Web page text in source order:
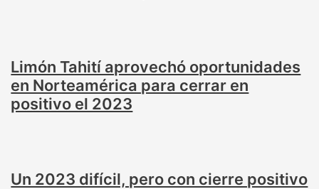
Limón Tahití aprovechó oportunidades
en Norteamérica para cerrar en
positivo el 2023
Un 2023 difícil, pero con cierre positivo